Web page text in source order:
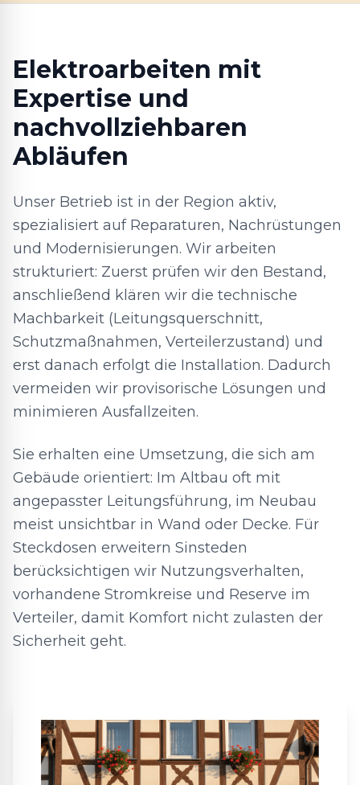
Elektroarbeiten mit
Expertise und
nachvollziehbaren
Abläufen
Unser Betrieb ist in der Region aktiv,
spezialisiert auf Reparaturen, Nachrüstungen
und Modernisierungen. Wir arbeiten
strukturiert: Zuerst prüfen wir den Bestand,
anschließend klären wir die technische
Machbarkeit (Leitungsquerschnitt,
Schutzmaßnahmen, Verteilerzustand) und
erst danach erfolgt die Installation. Dadurch
vermeiden wir provisorische Lösungen und
minimieren Ausfallzeiten.
Sie erhalten eine Umsetzung, die sich am
Gebäude orientiert: Im Altbau oft mit
angepasster Leitungsführung, im Neubau
meist unsichtbar in Wand oder Decke. Für
Steckdosen erweitern Sinsteden
berücksichtigen wir Nutzungsverhalten,
vorhandene Stromkreise und Reserve im
Verteiler, damit Komfort nicht zulasten der
Sicherheit geht.